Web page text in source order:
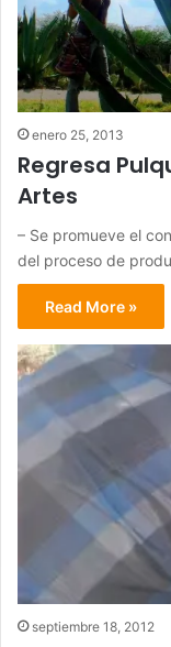
enero 25, 2013
Regresa
Artes
– Se promueve el
del proceso de
Read More »
septiembre 18, 2012